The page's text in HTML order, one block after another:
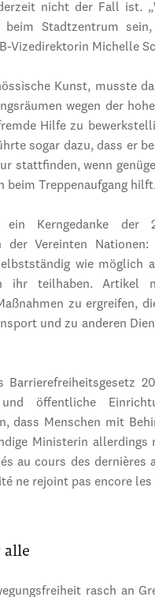
nicht der Fall ist.
beim Stadtzentrum
Vizedirektorin Michelle
Kunst, musste
wegen der
Hilfe zu
sogar dazu, dass er
stattfinden, wenn
beim Treppenaufgang hilft.
Kerngedanke der
der Vereinten
wie möglich
ihr teilhaben. Artikel
zu ergreifen,
und zu anderen
Barrierefreiheitsgesetz
und öffentliche
dass Menschen mit
Ministerin
au cours des dernières
ne rejoint pas encore les
alle
rasch an